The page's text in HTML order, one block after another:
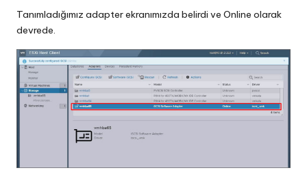
Tanımladığımız adapter ekranımızda belirdi ve Online olarak
devrede.